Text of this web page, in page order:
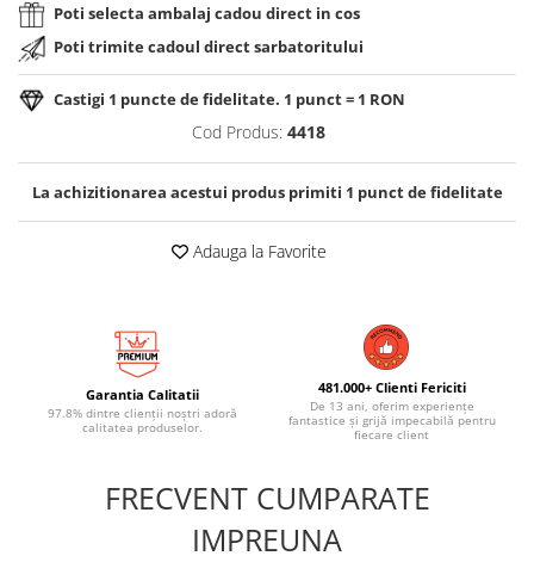
Poti selecta ambalaj cadou direct in cos
Poti trimite cadoul direct sarbatoritului
Castigi 1 puncte de fidelitate. 1 punct = 1 RON
Cod Produs: 4418
La achizitionarea acestui produs primiti 1 punct de fidelitate
Adauga la Favorite
Garantia Calitatii
97.8% dintre clienții noștri adoră
calitatea produselor.
481.000+ Clienti Fericiti
De 13 ani, oferim experiențe
fantastice și grijă impecabilă pentru
fiecare client
FRECVENT CUMPARATE
IMPREUNA